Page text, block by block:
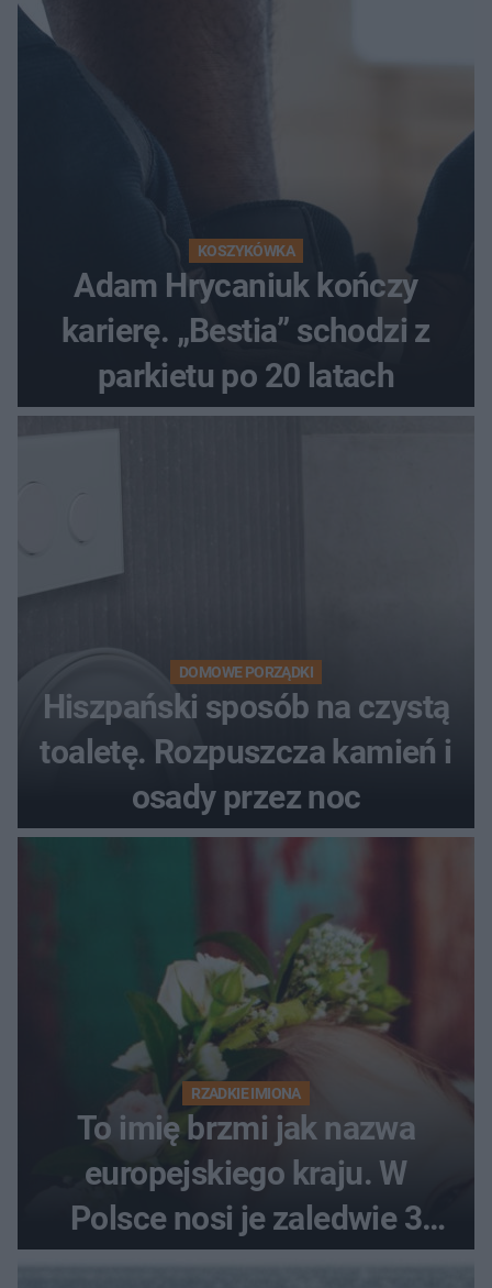
KOSZYKÓWKA
Adam Hrycaniuk kończy
karierę. „Bestia” schodzi z
parkietu po 20 latach
DOMOWE PORZĄDKI
Hiszpański sposób na czystą
toaletę. Rozpuszcza kamień i
osady przez noc
RZADKIE IMIONA
To imię brzmi jak nazwa
europejskiego kraju. W
Polsce nosi je zaledwie 3